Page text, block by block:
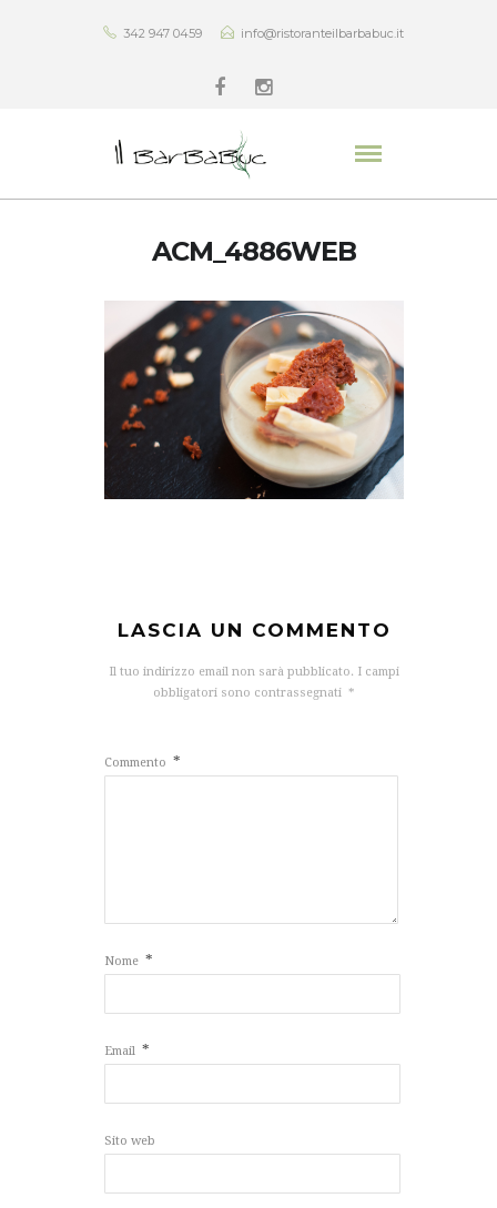
342 947 0459 info@ristoranteilbarbabuc.it
ACM_4886WEB
LASCIA UN COMMENTO
Il tuo indirizzo email non sarà pubblicato. I campi
obbligatori sono contrassegnati *
Commento *
Nome *
Email *
Sito web